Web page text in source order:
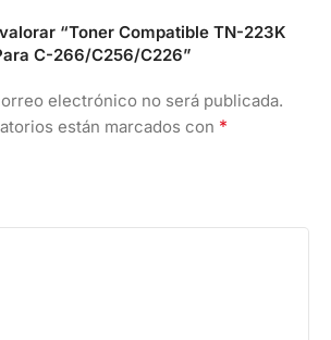
“Toner Compatible TN-223K
C-266/C256/C226”
electrónico no será publicada.
están marcados con *